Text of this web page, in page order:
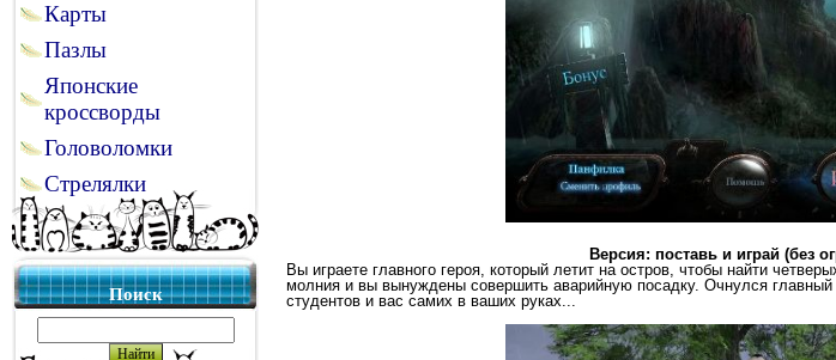
Карты
Пазлы
Японские
кроссворды
Головоломки
Стрелялки
Поиск
Версия: поставь и играй (без
Вы играете главного героя, который летит на остров, чтобы найти
молния и вы вынуждены совершить аварийную посадку. Очнулся главный
студентов и вас самих в ваших руках...